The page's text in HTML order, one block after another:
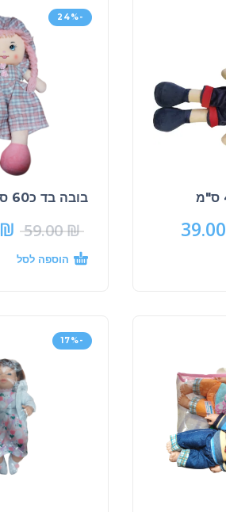
39.00
-24%
בובה בד כ60 ס"מ
59.00₪
₪
הוספה לסל
-17%